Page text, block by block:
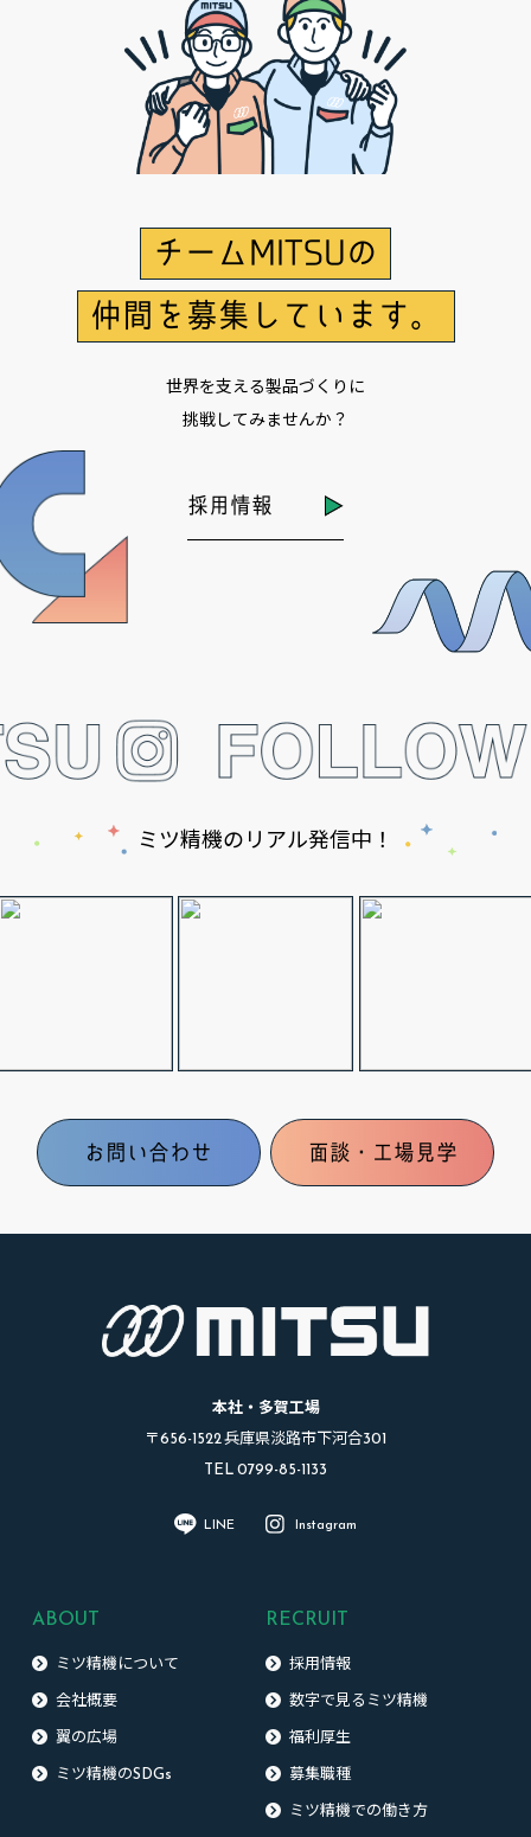
チームMITSUの
仲間を募集しています。
世界を支える製品づくりに
挑戦してみませんか？
採用情報
ミツ精機のリアル発信中！
お問い合わせ 面談・工場見学
本社・多賀工場
〒656-1522 兵庫県淡路市下河合301
TEL 0799-85-1133
LINE Instagram
ABOUT
ミツ精機について
会社概要
翼の広場
ミツ精機のSDGs
RECRUIT
採用情報
数字で見るミツ精機
福利厚生
募集職種
ミツ精機での働き方